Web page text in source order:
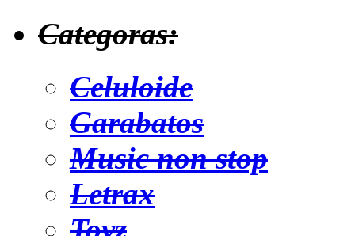
Categoras:
Celuloide
Garabatos
Music non stop
Letrax
Toyz